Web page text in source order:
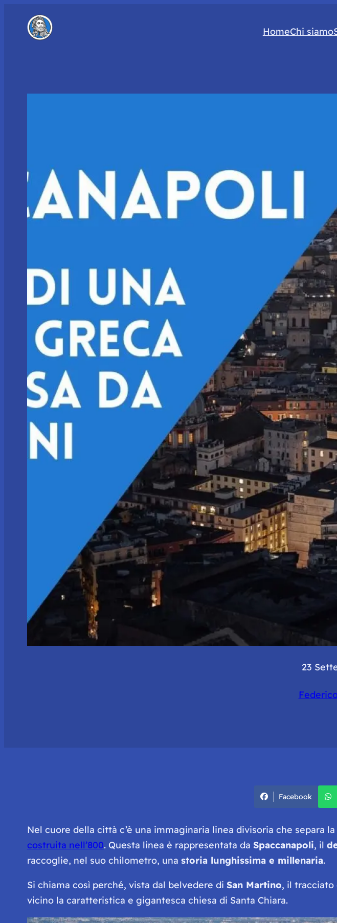
HomeChi siamo
23
Facebook
Nel cuore della città c’è una immaginaria linea divisoria che separa la
costruita nell’800. Questa linea è rappresentata da Spaccanapoli, il
raccoglie, nel suo chilometro, una storia lunghissima e millenaria.
Si chiama così perché, vista dal belvedere di San Martino, il tracciato
vicino la caratteristica e gigantesca chiesa di Santa Chiara.